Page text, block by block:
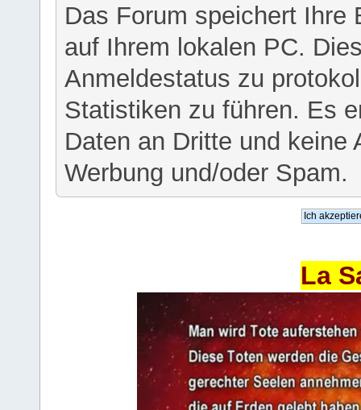
Das Forum speichert Ihre
auf Ihrem lokalen PC.
Anmeldestatus zu
Statistiken zu führen. Es
Daten an Dritte und keine
Werbung und/oder Spam.
La